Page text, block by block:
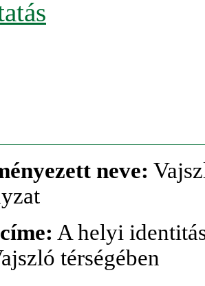
neve:
A helyi
térségében